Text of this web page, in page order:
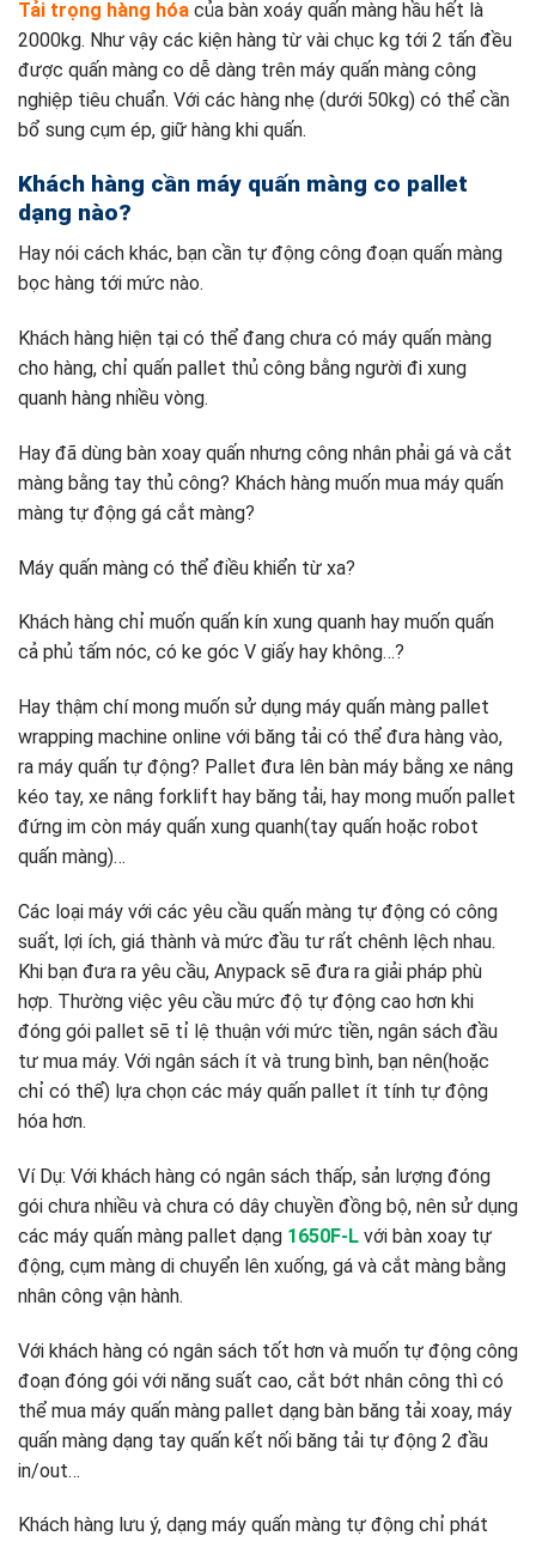
Tải trọng hàng hóa của bàn xoáy quấn màng hầu hết là
2000kg. Như vậy các kiện hàng từ vài chục kg tới 2 tấn đều
được quấn màng co dễ dàng trên máy quấn màng công
nghiệp tiêu chuẩn. Với các hàng nhẹ (dưới 50kg) có thể cần
bổ sung cụm ép, giữ hàng khi quấn.
Khách hàng cần máy quấn màng co pallet
dạng nào?
Hay nói cách khác, bạn cần tự động công đoạn quấn màng
bọc hàng tới mức nào.
Khách hàng hiện tại có thể đang chưa có máy quấn màng
cho hàng, chỉ quấn pallet thủ công bằng người đi xung
quanh hàng nhiều vòng.
Hay đã dùng bàn xoay quấn nhưng công nhân phải gá và cắt
màng bằng tay thủ công? Khách hàng muốn mua máy quấn
màng tự động gá cắt màng?
Máy quấn màng có thể điều khiển từ xa?
Khách hàng chỉ muốn quấn kín xung quanh hay muốn quấn
cả phủ tấm nóc, có ke góc V giấy hay không…?
Hay thậm chí mong muốn sử dụng máy quấn màng pallet
wrapping machine online với băng tải có thể đưa hàng vào,
ra máy quấn tự động? Pallet đưa lên bàn máy bằng xe nâng
kéo tay, xe nâng forklift hay băng tải, hay mong muốn pallet
đứng im còn máy quấn xung quanh(tay quấn hoặc robot
quấn màng)…
Các loại máy với các yêu cầu quấn màng tự động có công
suất, lợi ích, giá thành và mức đầu tư rất chênh lệch nhau.
Khi bạn đưa ra yêu cầu, Anypack sẽ đưa ra giải pháp phù
hợp. Thường việc yêu cầu mức độ tự động cao hơn khi
đóng gói pallet sẽ tỉ lệ thuận với mức tiền, ngân sách đầu
tư mua máy. Với ngân sách ít và trung bình, bạn nên(hoặc
chỉ có thể) lựa chọn các máy quấn pallet ít tính tự động
hóa hơn.
Ví Dụ: Với khách hàng có ngân sách thấp, sản lượng đóng
gói chưa nhiều và chưa có dây chuyền đồng bộ, nên sử dụng
các máy quấn màng pallet dạng 1650F-L với bàn xoay tự
động, cụm màng di chuyển lên xuống, gá và cắt màng bằng
nhân công vận hành.
Với khách hàng có ngân sách tốt hơn và muốn tự động công
đoạn đóng gói với năng suất cao, cắt bớt nhân công thì có
thể mua máy quấn màng pallet dạng bàn băng tải xoay, máy
quấn màng dạng tay quấn kết nối băng tải tự động 2 đầu
in/out…
Khách hàng lưu ý, dạng máy quấn màng tự động chỉ phát